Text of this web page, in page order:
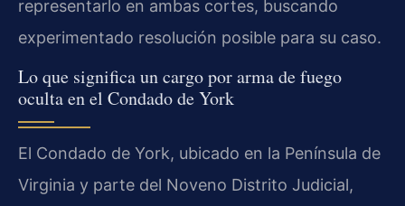
representarlo en ambas cortes, buscando
experimentado resolución posible para su caso.
Lo que significa un cargo por arma de fuego
oculta en el Condado de York
El Condado de York, ubicado en la Península de
Virginia y parte del Noveno Distrito Judicial,